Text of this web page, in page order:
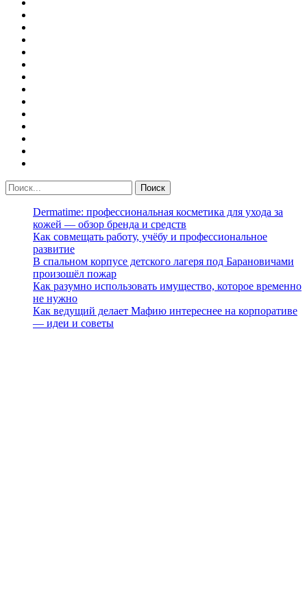
Dermatime: профессиональная косметика для ухода за
кожей — обзор бренда и средств
Как совмещать работу, учёбу и профессиональное
развитие
В спальном корпусе детского лагеря под Барановичами
произошёл пожар
Как разумно использовать имущество, которое временно
не нужно
Как ведущий делает Мафию интереснее на корпоративе
— идеи и советы